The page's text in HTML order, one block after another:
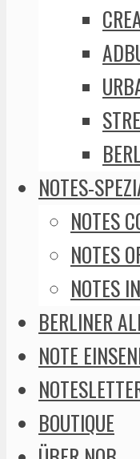
NOTES-
NOTES
NOTES
NOTES
BERLINER
NOTE
BOUTIQUE